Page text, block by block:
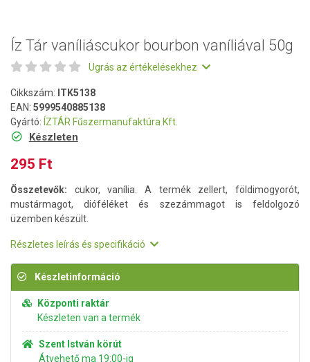
Íz Tár vaníliáscukor bourbon vaníliával 50g
Ugrás az értékelésekhez
Cikkszám: ITK5138
EAN: 5999540885138
Gyártó: ÍZTÁR Fűszermanufaktúra Kft.
Készleten
295 Ft
Összetevők: cukor, vanília. A termék zellert, földimogyorót,
mustármagot, dióféléket és szezámmagot is feldolgozó
üzemben készült.
Részletes leírás és specifikáció
Készletinformáció
Központi raktár
Készleten van a termék
Szent István körút
Átvehető ma 19:00-ig